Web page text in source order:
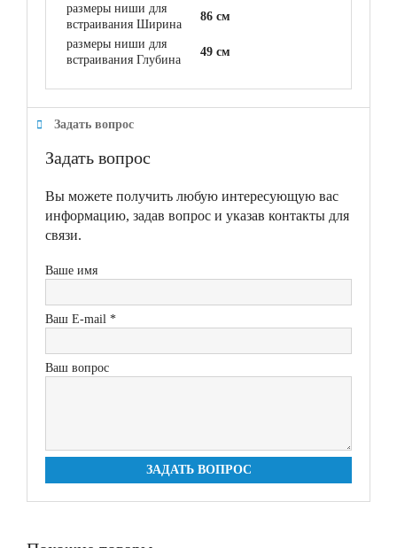
размеры ниши для
встраивания Ширина
86 см
размеры ниши для
встраивания Глубина
49 см
Задать вопрос
Задать вопрос
Вы можете получить любую интересующую вас
информацию, задав вопрос и указав контакты для
связи.
Ваше имя
Ваш E-mail *
Ваш вопрос
ЗАДАТЬ ВОПРОС